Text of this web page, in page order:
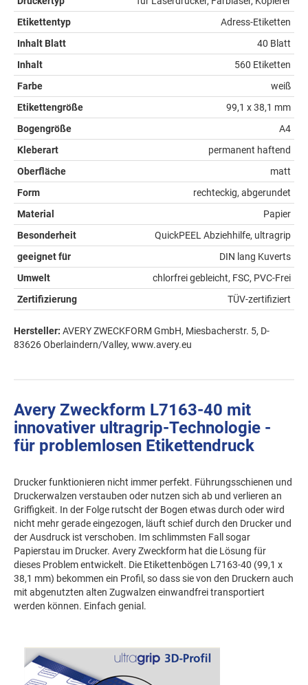
Etikettentyp
Adress-Etiketten
Inhalt Blatt
40 Blatt
Inhalt
560 Etiketten
Farbe
weiß
Etikettengröße
99,1 x 38,1 mm
Bogengröße
A4
Kleberart
permanent haftend
Oberfläche
matt
Form
rechteckig, abgerundet
Material
Papier
Besonderheit
QuickPEEL Abziehhilfe, ultragrip
geeignet für
DIN lang Kuverts
Umwelt
chlorfrei gebleicht, FSC, PVC-Frei
Zertifizierung
TÜV-zertifiziert
Hersteller: AVERY ZWECKFORM GmbH, Miesbacherstr. 5, D-
83626 Oberlaindern/Valley, www.avery.eu
Avery Zweckform L7163-40 mit
innovativer ultragrip-Technologie -
für problemlosen Etikettendruck
Drucker funktionieren nicht immer perfekt. Führungsschienen und
Druckerwalzen verstauben oder nutzen sich ab und verlieren an
Griffigkeit. In der Folge rutscht der Bogen etwas durch oder wird
nicht mehr gerade eingezogen, läuft schief durch den Drucker und
der Ausdruck ist verschoben. Im schlimmsten Fall sogar
Papierstau im Drucker. Avery Zweckform hat die Lösung für
dieses Problem entwickelt. Die Etikettenbögen L7163-40 (99,1 x
38,1 mm) bekommen ein Profil, so dass sie von den Druckern auch
mit abgenutzten alten Zugwalzen einwandfrei transportiert
werden können. Einfach genial.